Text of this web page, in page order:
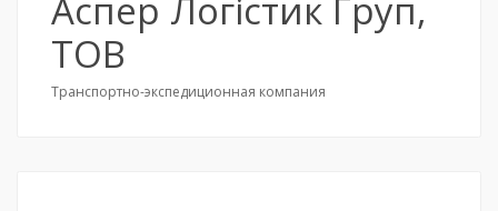
Аспер Логістик Груп,
ТОВ
Транспортно-экспедиционная компания